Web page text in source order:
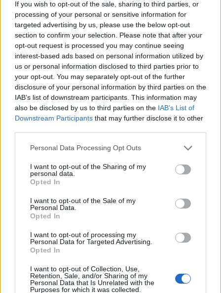
If you wish to opt-out of the sale, sharing to third parties, or
processing of your personal or sensitive information for
targeted advertising by us, please use the below opt-out
section to confirm your selection. Please note that after your
opt-out request is processed you may continue seeing
interest-based ads based on personal information utilized by
us or personal information disclosed to third parties prior to
your opt-out. You may separately opt-out of the further
disclosure of your personal information by third parties on the
IAB’s list of downstream participants. This information may
also be disclosed by us to third parties on the IAB’s List of
Downstream Participants that may further disclose it to other
Personal Data Processing Opt Outs
I want to opt-out of the Sharing of my
personal data.
Opted In
I want to opt-out of the Sale of my
Personal Data.
Opted In
I want to opt-out of processing my
Personal Data for Targeted Advertising.
Opted In
I want to opt-out of Collection, Use,
Retention, Sale, and/or Sharing of my
Personal Data that Is Unrelated with the
Purposes for which it was collected.
Λέων ΙΔ’ χρησιμοποιεί την ΤΝ ως αφετηρία για να
καταγγείλει την ανισότητα, τον πόλεμο, τη διάβρωση της
δημοκρατίας και τη συγκέντρωση εξουσίας σε
Διεθνή
Το “Ευρωβαρόμετρο” επιβεβαιώνει την
αβεβαιότητα των πολιτών της Ευρώπης
04.02.26
Το νέο "Ευρωβαρόμετρο" καταγράφει με ψυχρή ακρίβεια αυτή
την αντίφαση. Oι πολίτες που ανησυχούν βαθιά για πολέμους,
ακρίβεια και αποσταθεροποίηση, αλλά ταυτόχρονα ζητούν μια